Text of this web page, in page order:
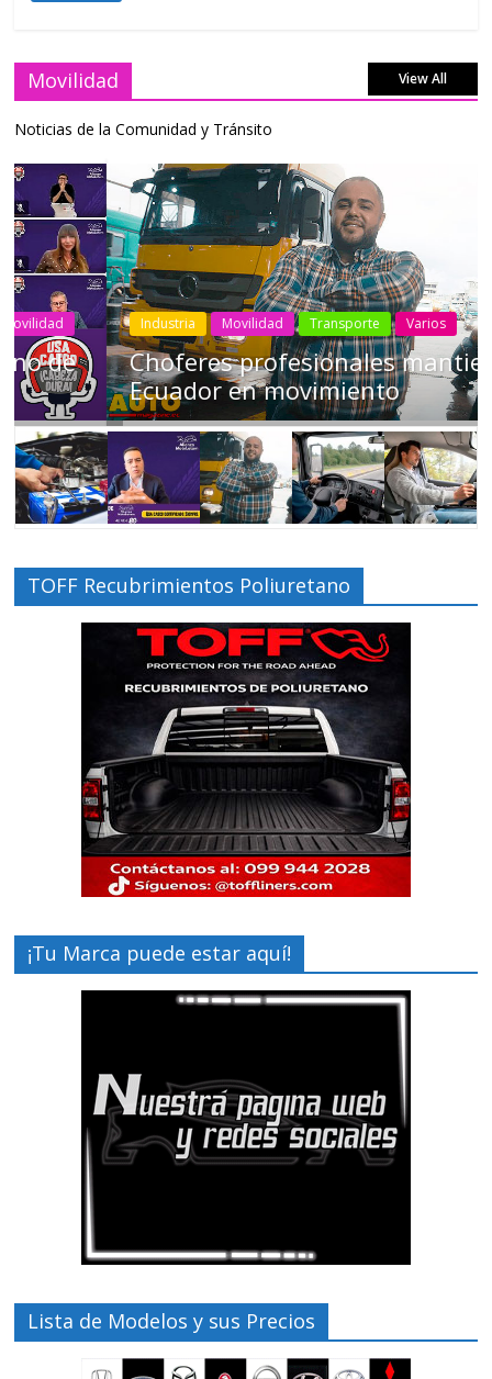
Movilidad View All
Noticias de la Comunidad y Tránsito
Industria Movilidad Transporte Varios
Choferes profesionales mantienen a
Ecuador en movimiento
TOFF Recubrimientos Poliuretano
¡Tu Marca puede estar aquí!
Lista de Modelos y sus Precios